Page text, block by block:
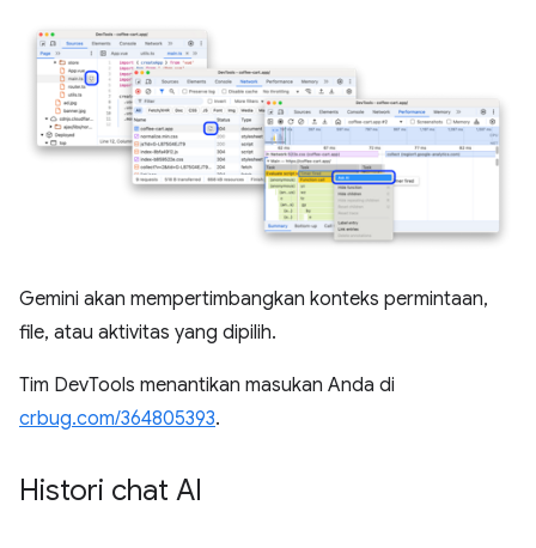
Gemini akan mempertimbangkan konteks permintaan,
file, atau aktivitas yang dipilih.
Tim DevTools menantikan masukan Anda di
crbug.com/364805393.
Histori chat AI